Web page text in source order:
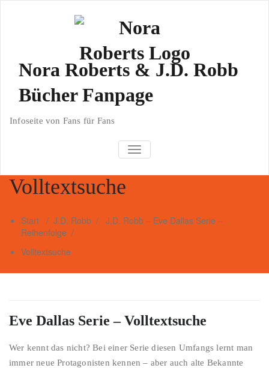
Nora Roberts & J.D. Robb
Bücher Fanpage
Infoseite von Fans für Fans
TOGGLE NAVIGATION
Volltextsuche
Start / J.D. Robb / J.D. Robb – Eve Dallas Serie –
Reihenfolge /
Volltextsuche
Eve Dallas Serie – Volltextsuche
Wer kennt das nicht? Bei einer Serie diesen Umfangs lernt man
immer neue Protagonisten kennen – aber auch alte Bekannte